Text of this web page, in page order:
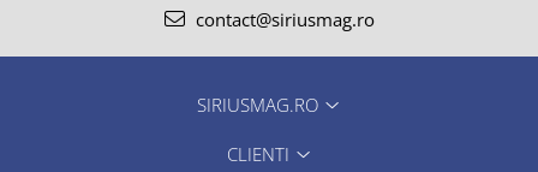
contact@siriusmag.ro
SIRIUSMAG.RO
CLIENTI